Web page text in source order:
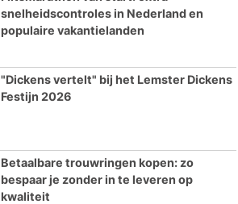
snelheidscontroles in Nederland en
populaire vakantielanden
"Dickens vertelt" bij het Lemster Dickens
Festijn 2026
Betaalbare trouwringen kopen: zo
bespaar je zonder in te leveren op
kwaliteit